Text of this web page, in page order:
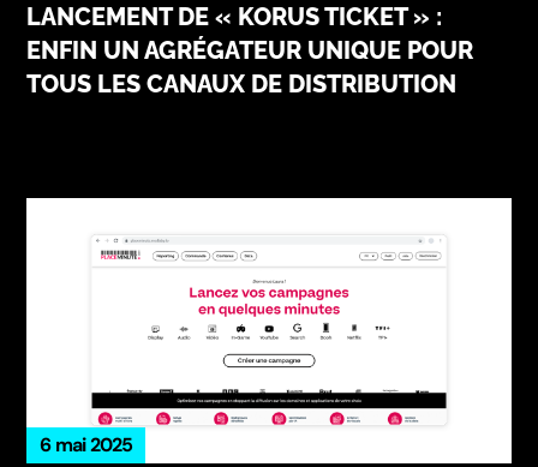
LANCEMENT DE « KORUS TICKET » :
ENFIN UN AGRÉGATEUR UNIQUE POUR
TOUS LES CANAUX DE DISTRIBUTION
6 mai 2025